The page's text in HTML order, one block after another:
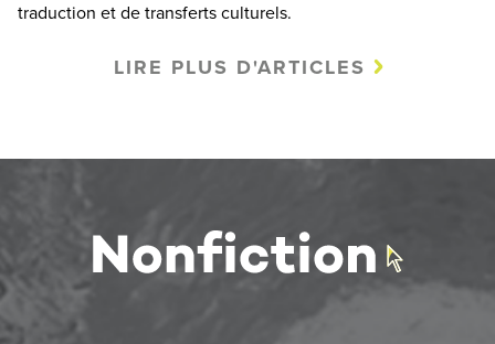
traduction et de transferts culturels.
LIRE PLUS D'ARTICLES